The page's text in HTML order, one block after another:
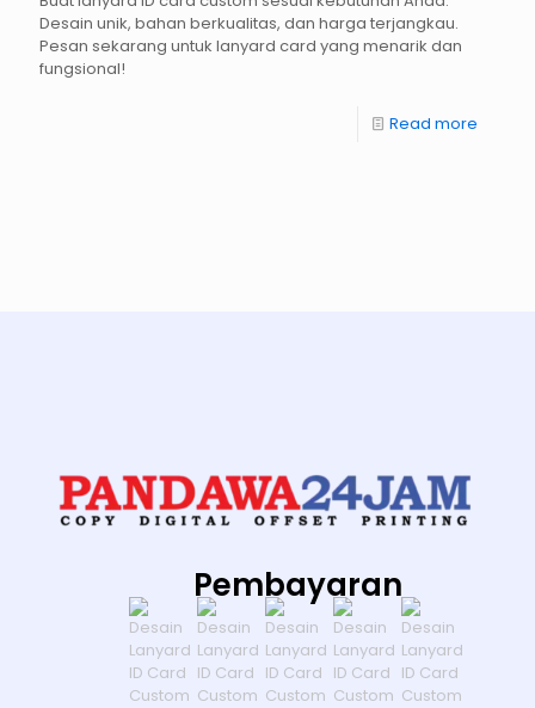
Desain unik, bahan berkualitas, dan harga terjangkau.
Pesan sekarang untuk lanyard card yang menarik dan
fungsional!
Read more
Pembayaran